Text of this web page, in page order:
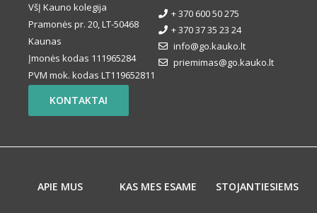
VšĮ Kauno kolegija
Pramonės pr. 20, LT-50468
Kaunas
Įmonės kodas 111965284
PVM mok. kodas LT119652811
+ 370 600 50 275
+ 370 37 35 23 24
info@go.kauko.lt
priemimas@go.kauko.lt
KONTAKTAI
APIE MUS KAS MES ESAME STOJANTIESIEMS